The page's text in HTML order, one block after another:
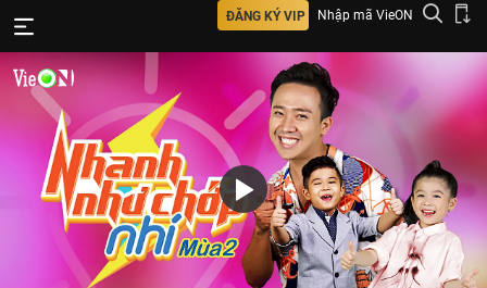
ĐĂNG KÝ VIP Nhập mã VieON